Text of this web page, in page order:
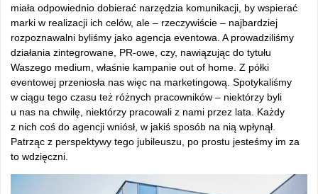
miała odpowiednio dobierać narzędzia komunikacji, by wspierać
marki w realizacji ich celów, ale – rzeczywiście – najbardziej
rozpoznawalni byliśmy jako agencja eventowa. A prowadziliśmy
działania zintegrowane, PR-owe, czy, nawiązując do tytułu
Waszego medium, właśnie kampanie out of home. Z półki
eventowej przeniosła nas więc na marketingową. Spotykaliśmy
w ciągu tego czasu też różnych pracowników – niektórzy byli
u nas na chwilę, niektórzy pracowali z nami przez lata. Każdy
z nich coś do agencji wniósł, w jakiś sposób na nią wpłynął.
Patrząc z perspektywy tego jubileuszu, po prostu jesteśmy im za
to wdzięczni.